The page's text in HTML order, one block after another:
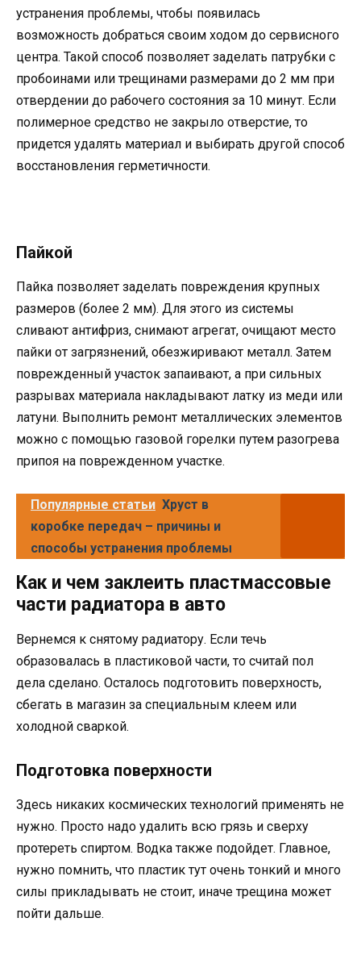
устранения проблемы, чтобы появилась
возможность добраться своим ходом до сервисного
центра. Такой способ позволяет заделать патрубки с
пробоинами или трещинами размерами до 2 мм при
отвердении до рабочего состояния за 10 минут. Если
полимерное средство не закрыло отверстие, то
придется удалять материал и выбирать другой способ
восстановления герметичности.
Пайкой
Пайка позволяет заделать повреждения крупных
размеров (более 2 мм). Для этого из системы
сливают антифриз, снимают агрегат, очищают место
пайки от загрязнений, обезжиривают металл. Затем
поврежденный участок запаивают, а при сильных
разрывах материала накладывают латку из меди или
латуни. Выполнить ремонт металлических элементов
можно с помощью газовой горелки путем разогрева
припоя на поврежденном участке.
Популярные статьи Хруст в
коробке передач – причины и
способы устранения проблемы
Как и чем заклеить пластмассовые
части радиатора в авто
Вернемся к снятому радиатору. Если течь
образовалась в пластиковой части, то считай пол
дела сделано. Осталось подготовить поверхность,
сбегать в магазин за специальным клеем или
холодной сваркой.
Подготовка поверхности
Здесь никаких космических технологий применять не
нужно. Просто надо удалить всю грязь и сверху
протереть спиртом. Водка также подойдет. Главное,
нужно помнить, что пластик тут очень тонкий и много
силы прикладывать не стоит, иначе трещина может
пойти дальше.